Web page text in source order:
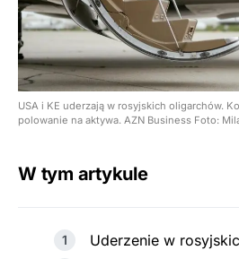
USA i KE uderzają w rosyjskich oligarchów.
polowanie na aktywa. AZN Business Foto:
W tym artykule
Uderzenie w